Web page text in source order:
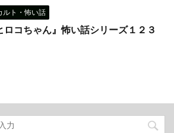
ルト・怖い話
ロコちゃん』怖い話シリーズ１２３